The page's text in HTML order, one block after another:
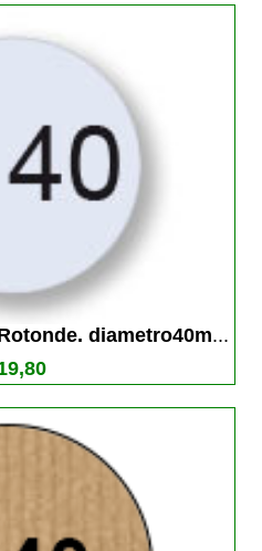
diametro40m...